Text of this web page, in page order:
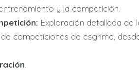
y la competición.
Exploración detallada de
competiciones de esgrima,